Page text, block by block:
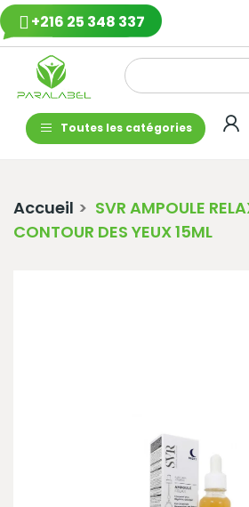
+216 25 348 337
Toutes les catégories
Accueil
SVR AMPOULE
CONTOUR DES YEUX 15ML